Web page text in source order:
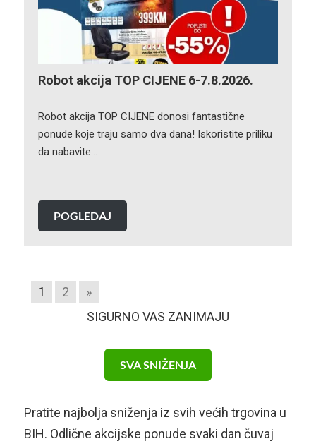
Robot akcija TOP CIJENE 6-7.8.2026.
Robot akcija TOP CIJENE donosi fantastične
ponude koje traju samo dva dana! Iskoristite priliku
da nabavite…
POGLEDAJ
1 2
»
SIGURNO VAS ZANIMAJU
SVA SNIŽENJA
Pratite najbolja sniženja iz svih većih trgovina u
BIH. Odlične akcijske ponude svaki dan čuvaj